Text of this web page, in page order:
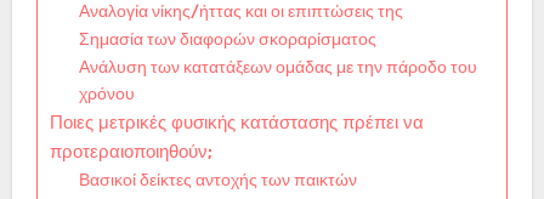
Αναλογία νίκης/ήττας και οι επιπτώσεις της
Σημασία των διαφορών σκοραρίσματος
Ανάλυση των κατατάξεων ομάδας με την πάροδο του
χρόνου
Ποιες μετρικές φυσικής κατάστασης πρέπει να
προτεραιοποιηθούν;
Βασικοί δείκτες αντοχής των παικτών